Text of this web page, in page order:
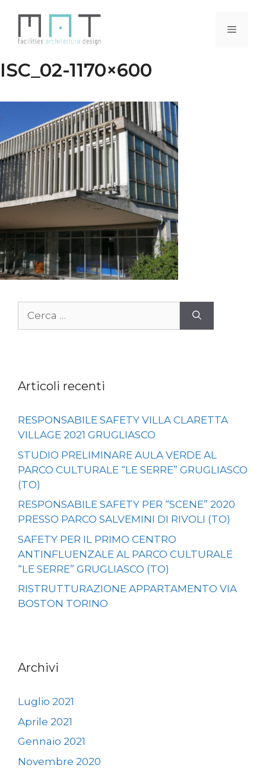
contenuto
Menu
ISC_02-1170×600
Articoli recenti
RESPONSABILE SAFETY VILLA CLARETTA
VILLAGE 2021 GRUGLIASCO
STUDIO PRELIMINARE AULA VERDE AL
PARCO CULTURALE “LE SERRE” GRUGLIASCO
(TO)
RESPONSABILE SAFETY PER “SCENE” 2020
PRESSO PARCO SALVEMINI DI RIVOLI (TO)
SAFETY PER IL PRIMO CENTRO
ANTINFLUENZALE AL PARCO CULTURALE
“LE SERRE” GRUGLIASCO (TO)
RISTRUTTURAZIONE APPARTAMENTO VIA
BOSTON TORINO
Archivi
Luglio 2021
Aprile 2021
Gennaio 2021
Novembre 2020